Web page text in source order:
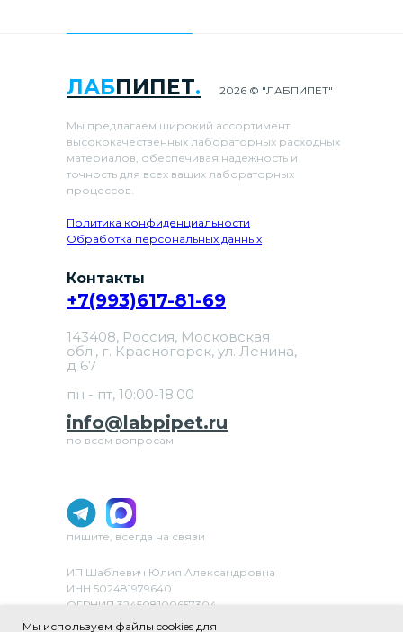
ЛАБПИПЕТ.
Мы предлагаем широкий ассортимент
высококачественных лабораторных расходных
материалов, обеспечивая надежность и
точность для всех ваших лабораторных
процессов.
Политика конфиденциальности
Обработка персональных данных
ИП Шаблевич Юлия Александровна
ИНН 502481979640
ОГРНИП 324508100657304
ОКВЭД 46.69 «Торговля оптовая прочими
2026 © "ЛАБПИПЕТ"
Контакты
info@labpipet.ru
+7(993)617-81-69
по всем вопросам
143408, Россия, Московская
обл., г. Красногорск, ул. Ленина,
д 67
пн - пт, 10:00-18:00
пишите, всегда на связи
Мы используем файлы cookies для